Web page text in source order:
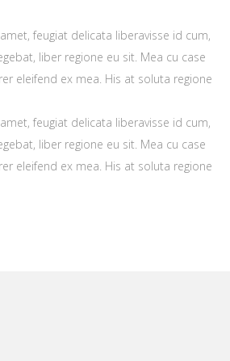
feugiat delicata liberavisse id cum,
liber regione eu sit. Mea cu case
eleifend ex mea. His at soluta regione
feugiat delicata liberavisse id cum,
liber regione eu sit. Mea cu case
eleifend ex mea. His at soluta regione